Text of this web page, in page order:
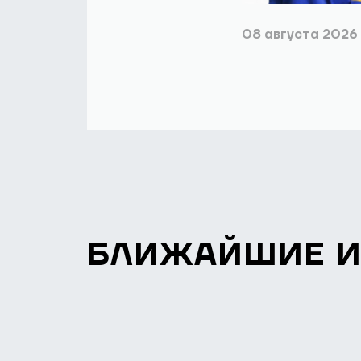
08 августа 2026
БЛИЖАЙШИЕ